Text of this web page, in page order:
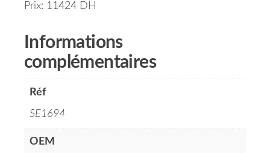
Prix: 11424 DH
Informations
complémentaires
Réf
SE1694
OEM